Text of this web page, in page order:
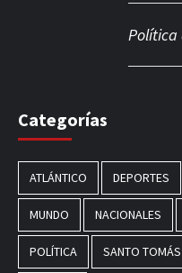
Categorías
ATLÁNTICO DEPORTES
MUNDO NACIONALES
POLÍTICA SANTO TOMÁS